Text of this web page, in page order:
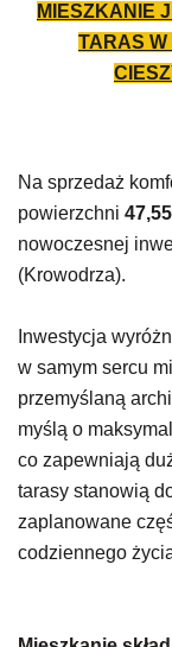
MIESZKANIE
TARAS W
Na sprzedaż
powierzchni
nowoczesnej
(Krowodrza).
Inwestycja
w samym sercu
przemyślaną
myślą o
co zapewniają
tarasy stanowią
zaplanowane
codziennego